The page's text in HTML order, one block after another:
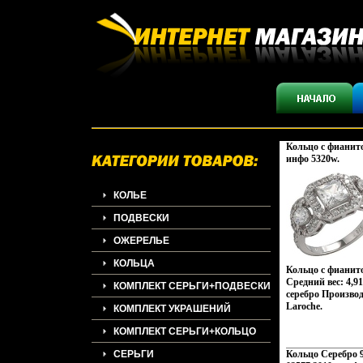
КОЛЬЕ
ПОДВЕСКИ
ОЖЕРЕЛЬЕ
КОЛЬЦА
КОМПЛЕКТ СЕРЬГИ+ПОДВЕСКИ
КОМПЛЕКТ УКРАШЕНИЙ
КОМПЛЕКТ СЕРЬГИ+КОЛЬЦО
СЕРЬГИ
Кольцо с
инфо 5320w.
Кольцо с
Средний вес:
серебро
Laroche.
Кольцо Серебро